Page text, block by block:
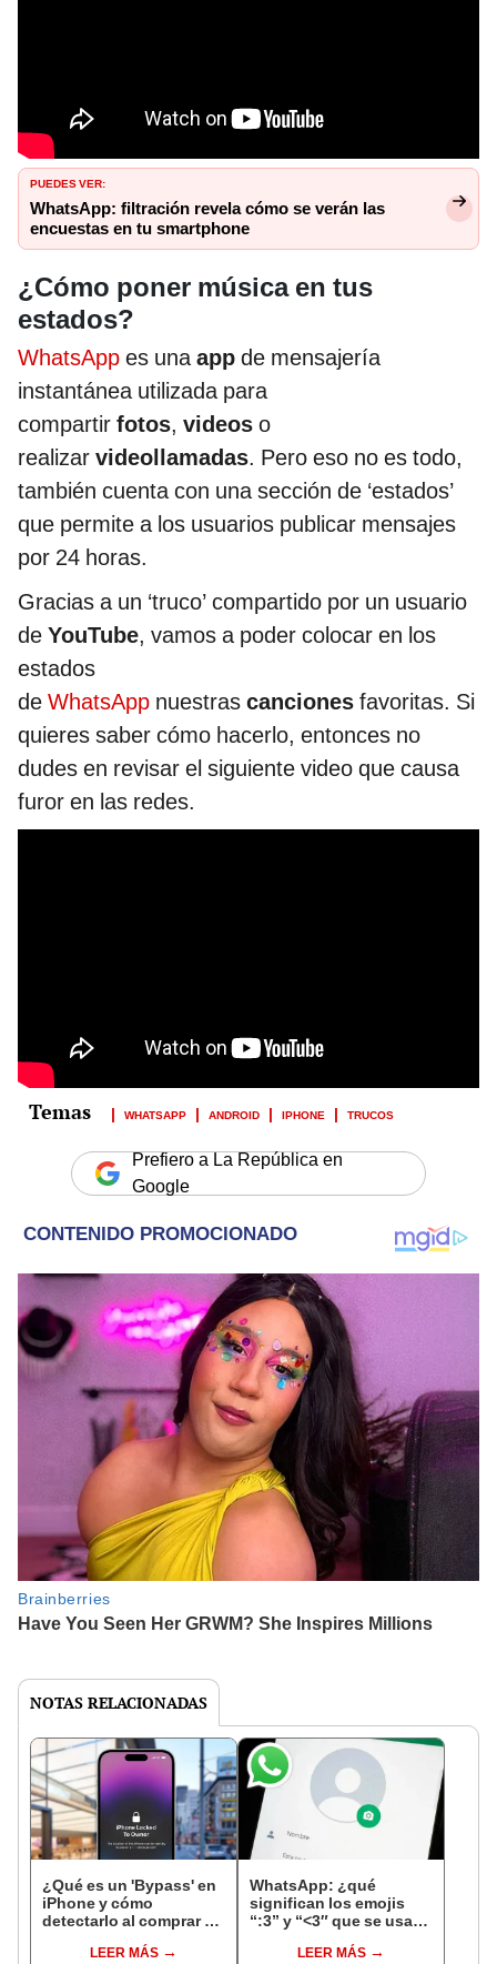
PUEDES VER:
WhatsApp: filtración revela cómo se verán las
encuestas en tu smartphone
¿Cómo poner música en tus
estados?
WhatsApp es unaapp de mensajería
instantánea utilizada para
compartir fotos, videos o
realizar videollamadas. Pero eso no es todo,
también cuenta con una sección de ‘estados’
que permite a los usuarios publicar mensajes
por 24 horas.
Gracias a un ‘truco’ compartido por un usuario
de YouTube, vamos a poder colocar en los
estados
de WhatsApp nuestras canciones favoritas. Si
quieres saber cómo hacerlo, entonces no
dudes en revisar el siguiente video que causa
furor en las redes.
WHATSAPP ANDROID IPHONE TRUCOS
Prefiero a La República en
Google
NOTAS RELACIONADAS
¿Qué es un 'Bypass' en
iPhone y cómo
detectarlo al comprar un
LEER MÁS
WhatsApp: ¿qué
significan los emojis
“:3” y “<3″ que se usan
LEER MÁS